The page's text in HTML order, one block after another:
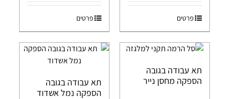
פרטים פרטים
תא עבודה בגובה
הספקה מחסן נייר
תא עבודה בגובה
הספקה נמל אשדוד